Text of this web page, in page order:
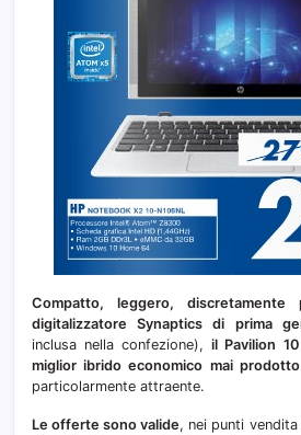
Compatto, leggero,
digitalizzatore Synaptics di prima
inclusa nella confezione),il Pavilion
miglior ibrido economico mai prodotto
particolarmente attraente.
Le offerte sono valide, nei punti